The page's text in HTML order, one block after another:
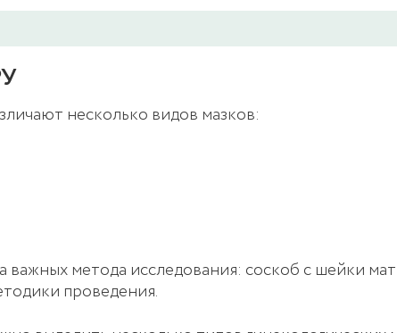
несколько видов мазков:
важных метода исследования: соскоб с шейки
проведения.